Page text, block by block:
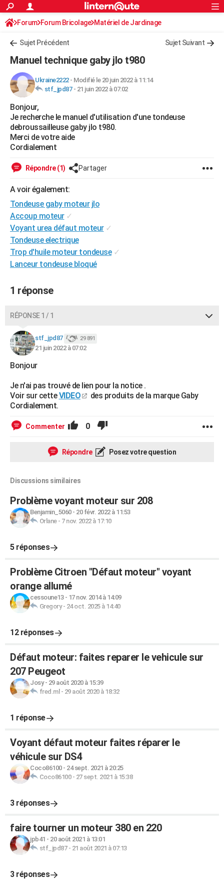
ACTUALITÉS
Politique
Société
Faits Divers
Education
Monde
Villes
+
FINANCE
Retraite
Impôts
Epargne
Immobilier
Risques naturels par ville
Banque
Assurance
Crédit
AUTO
Essais
Réserver un essai
Citadines
Berlines
SUV
Forum auto
+HIGH-TECH
Mobiles
Meilleur smartphone
Internet
Ordinateurs
Jeux vidéo
Guide high-tech
+BRICOLAGE
Forum
Aménagement intérieur
Extérieur
Cuisine
Salle de bains
Jardinage
Rangement
Guides de France
Escapades
Patrimoine
Expositions
Musées
Week-end nature
Art de vivre
Bien-être
Loisirs
Mode
Modes de vie
Alimentation
Guide de la santé
Maladies
Médicaments
Sommeil
VOYAGE
Destinations
City break
Voyage nature
Voyage de noces
Forum
Climat
PHOTO
GUIDES D'ACHAT
CARTE DE VOEUX
Carte de Noël
Carte Bonne année
Carte Saint-Valentin
Carte Pâques
Carte d'anniversaire
DICTIONNAIRE
Dictionnaire
Biographies
Citations
Expressions
Proverbes
PROGRAMME TV
FORUM
S'inscrire
Connexion
Forum Forum Bricolage Matériel de Jardinage
Sujet Précédent Sujet Suivant
Manuel technique gaby jlo t980
Ukraine2222- Modifié le 20 juin 2022 à 11:14
stf_jpd87- 21 juin 2022 à 07:02
Bonjour,
Je recherche le manuel d'utilisation d'une tondeuse
debroussailleuse gaby jlo t980.
Merci de votre aide
Cordialement
Répondre (1) Partager
A voir également:
Tondeuse gaby moteur jlo
Accoup moteur ✓
Voyant urea défaut moteur ✓
Tondeuse electrique
Trop d'huile moteur tondeuse ✓
Lanceur tondeuse bloqué
1 réponse
RÉPONSE 1 / 1
stf_jpd87 29 891
21 juin 2022 à 07:02
Bonjour
Je n'ai pas trouvé de lien pour la notice .
Voir sur cetteVIDEO
des produits de la marque Gaby
Cordialement.
Commenter 0
Répondre Posez votre question
Discussions similaires
Problème voyant moteur sur 208
Benjamin_5060- 20 févr. 2022 à 11:53
Orlane- 7 nov. 2022 à 17:10
5 réponses
Problème Citroen "Défaut moteur" voyant
orange allumé
cessoune13- 17 nov. 2014 à 14:09
Gregory- 24 oct. 2025 à 14:40
12 réponses
Défaut moteur: faites reparer le vehicule sur
207 Peugeot
Josy- 29 août 2020 à 15:39
fred.ml - 29 août 2020 à 18:32
1 réponse
Voyant défaut moteur faites réparer le
véhicule sur DS4
Coco86100- 24 sept. 2021 à 20:25
Coco86100- 27 sept. 2021 à 15:38
3 réponses
faire tourner un moteur 380 en 220
jpb41 - 20 août 2021 à 13:01
stf_jpd87- 21 août 2021 à 07:13
3 réponses